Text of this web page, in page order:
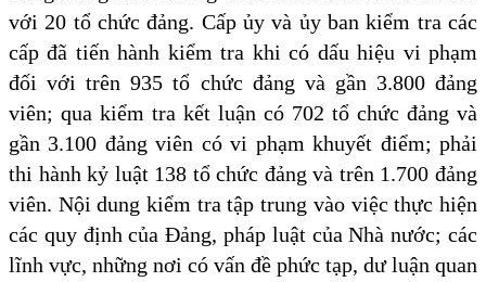
với 20 tổ chức đảng. Cấp ủy và ủy bankiểm tra các
cấp đã tiến hành kiểm tra khi có dấu hiệu vi phạm
đối với trên 935 tổ chức đảng và gần 3.800 đảng
viên; qua kiểm tra kết luận có 702 tổ chức đảng và
gần 3.100 đảng viên có vi phạm khuyết điểm; phải
thi hành kỷ luật 138 tổ chức đảng và trên 1.700 đảng
viên. Nội dung kiểm tra tập trung vào việc thực hiện
các quy định của Đảng, pháp luật của Nhà nước; các
lĩnh vực, những nơi có vấn đề phức tạp, dư luận quan